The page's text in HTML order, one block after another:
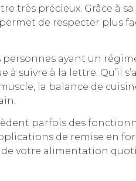
très précieux. Grâce à sa
de respecter plus
personnes ayant un
suivre à la lettre. Qu’il
la balance de
parfois des
de remise en
votre alimentation